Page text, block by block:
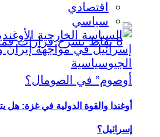
اقتصادي
سياسي
أوغندا والقوة الدولية في غزة:
إسرائيل؟